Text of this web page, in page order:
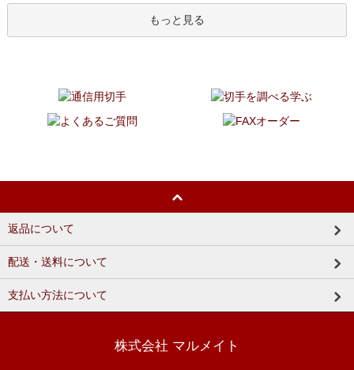
もっと見る
返品について
配送・送料について
支払い方法について
株式会社 マルメイト